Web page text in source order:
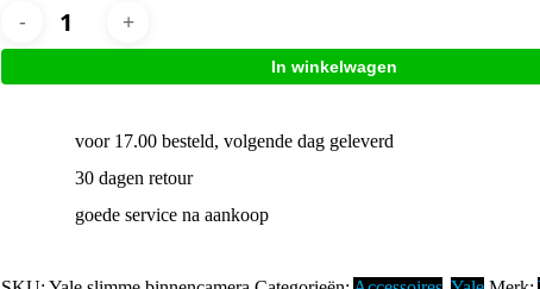
Yale
binnencamera
aantal
In winkelwagen
voor 17.00 besteld, volgende dag geleverd
30 dagen retour
goede service na aankoop